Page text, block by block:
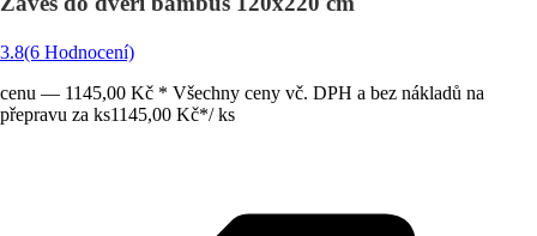
3.8(6 Hodnocení)
cenu — 1145,00 Kč * Všechny ceny vč. DPH a bez nákladů na
přepravu za ks1145,00 Kč*/ ks